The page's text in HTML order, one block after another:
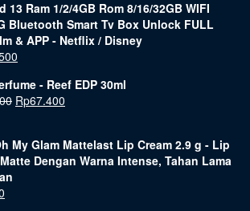
13 Ram 1/2/4GB Rom 8/16/32GB WIFI
Bluetooth Smart Tv Box Unlock FULL
& APP - Netflix / Disney
- Reef EDP 30ml
Rp67.400
My Glam Mattelast Lip Cream 2.9 g - Lip
Dengan Warna Intense, Tahan Lama